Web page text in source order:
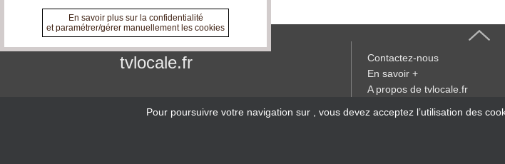
tvlocale.fr
Contactez-nous
En savoir +
A propos de tvlocale.fr
Devenir délégué
Pour poursuivre votre navigation sur , vous devez acceptez l’utilisation des
En savoir plus sur la confidentialité
et paramétrer/gérer manuellement les cookies